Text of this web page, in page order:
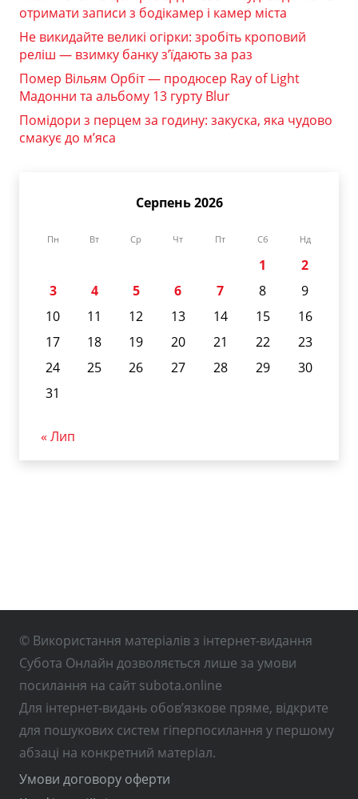
отримати записи з бодікамер і камер міста
Не викидайте великі огірки: зробіть кроповий
реліш — взимку банку з’їдають за раз
Помер Вільям Орбіт — продюсер Ray of Light
Мадонни та альбому 13 гурту Blur
Помідори з перцем за годину: закуска, яка чудово
смакує до м’яса
Серпень 2026
Пн Вт Ср Чт Пт Сб Нд
1
2
3
4 5 6 7 8
9
10
11 12 13 14 15
16
17
18 19 20 21 22
23
24
25 26 27 28 29
30
31
« Лип
© Використання матеріалів з інтернет-видання
Субота Онлайн дозволяється лише за умови
посилання на сайт subota.online
Для інтернет-видань обов’язкове пряме, відкрите
для пошукових систем гіперпосилання у першому
абзаці на конкретний матеріал.
Умови договору оферти